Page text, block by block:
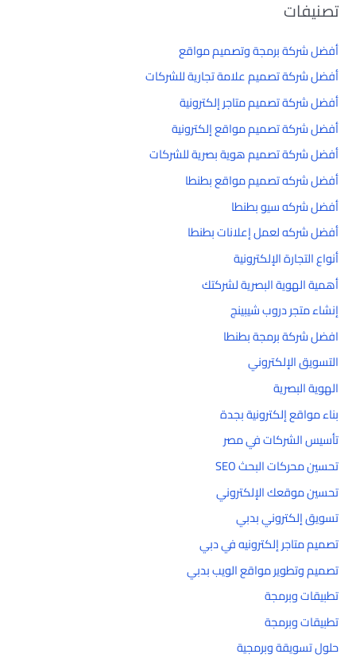
تصنيفات
أفضل شركة برمجة وتصميم مواقع
أفضل شركة تصميم علامة تجارية للشركات
أفضل شركة تصميم متاجر إلكترونية
أفضل شركة تصميم مواقع إلكترونية
أفضل شركة تصميم هوية بصرية للشركات
أفضل شركه تصميم مواقع بطنطا
أفضل شركه سيو بطنطا
أفضل شركه لعمل إعلانات بطنطا
أنواع التجارة الإلكترونية
أهمية الهوية البصرية لشركتك
إنشاء متجر دروب شيبينج
افضل شركة برمجة بطنطا
التسويق الإلكتروني
الهوية البصرية
بناء مواقع إلكترونية بجدة
تأسيس الشركات في مصر
تحسين محركات البحث SEO
تحسين موقعك الإلكتروني
تسويق إلكتروني بدبي
تصميم متاجر إلكترونيه في دبي
تصميم وتطوير مواقع الويب بدبي
تطبيقات وبرمجة
تطبيقات وبرمجة
حلول تسويقة وبرمجية